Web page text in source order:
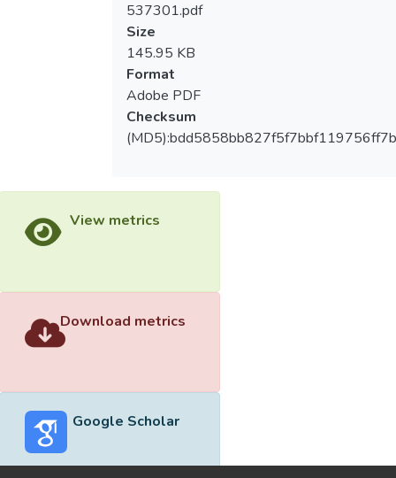
537301.pdf
Size
145.95 KB
Format
Adobe PDF
Checksum
View metrics
Download metrics
Google Scholar